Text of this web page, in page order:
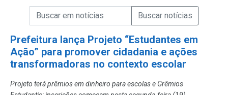
Campo de Busca de Notícias
Campo de Busca de informaçõesEnviar a Busca de Notícias
Prefeitura lança Projeto “Estudantes em
Ação” para promover cidadania e ações
transformadoras no contexto escolar
Projeto terá prêmios em dinheiro para escolas e Grêmios